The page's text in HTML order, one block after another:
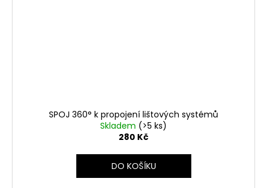
SPOJ 360° k propojení lištových systémů
Skladem (>5 ks)
280 Kč
DO KOŠÍKU